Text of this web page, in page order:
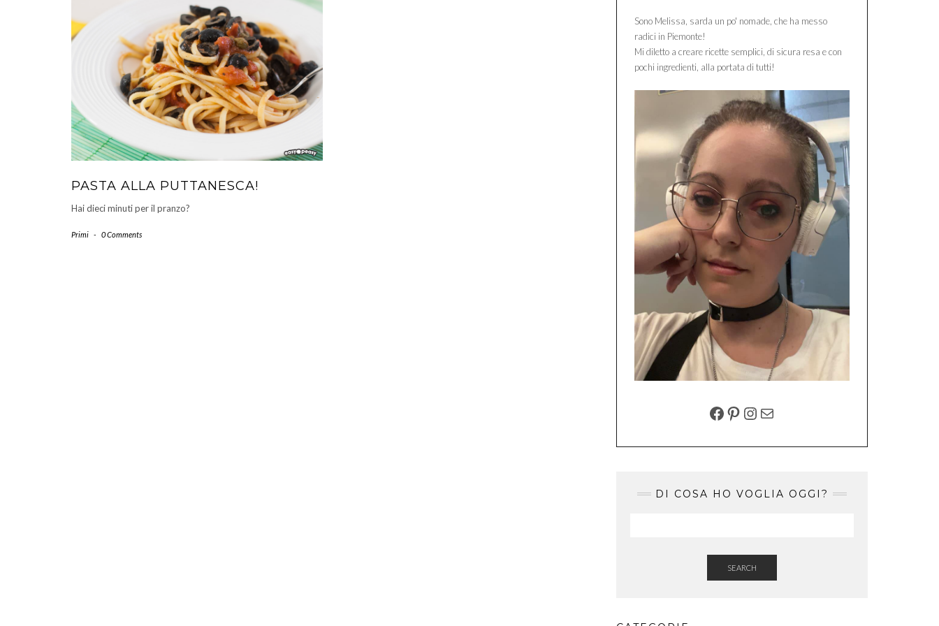
PASTA ALLA PUTTANESCA!
Hai dieci minuti per il pranzo?
Primi - 0 Comments
Sono Melissa, sarda un po' nomade, che ha messo
radici in Piemonte!
Mi diletto a creare ricette semplici, di sicura resa e con
pochi ingredienti, alla portata di tutti!
FACEBOOK
PINTEREST
INSTAGRAM
EMAIL
DI COSA HO VOGLIA OGGI?
SEARCH